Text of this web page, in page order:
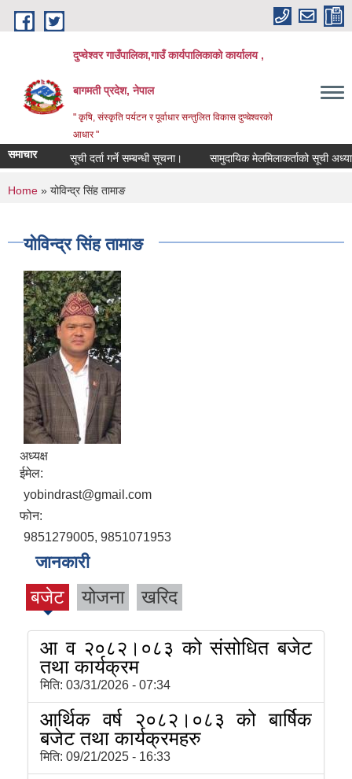
Skip to main content
दुप्चेश्वर गाउँपालिका,गाउँ कार्यपालिकाको कार्यालय ,
बागमती प्रदेश, नेपाल
" कृषि, संस्कृति पर्यटन र पूर्वाधार सन्तुलित विकास दुप्चेश्वरको
आधार "
समाचार सूची दर्ता गर्ने सम्बन्धी सूचना। सामुदायिक मेलमिलाकर्ताको सूची
You are here
Home » योविन्द्र सिंह तामाङ
योविन्द्र सिंह तामाङ
अध्यक्ष
ईमेल:
yobindrast@gmail.com
फोन:
9851279005, 9851071953
जानकारी
बजेट योजना खरिद
आ व २०८२।०८३ को संसोधित बजेट
तथा कार्यक्रम
मिति: 03/31/2026 - 07:34
आर्थिक वर्ष २०८२।०८३ को बार्षिक
बजेट तथा कार्यक्रमहरु
मिति: 09/21/2025 - 16:33